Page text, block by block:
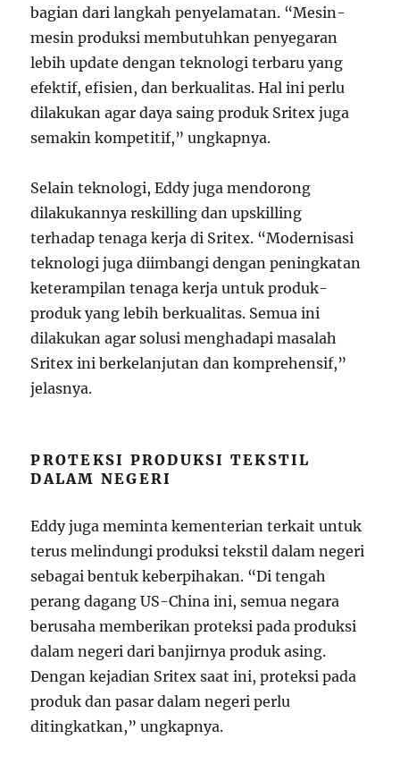
bagian dari langkah penyelamatan. “Mesin-
mesin produksi membutuhkan penyegaran
lebih update dengan teknologi terbaru yang
efektif, efisien, dan berkualitas. Hal ini perlu
dilakukan agar daya saing produk Sritex juga
semakin kompetitif,” ungkapnya.
Selain teknologi, Eddy juga mendorong
dilakukannya reskilling dan upskilling
terhadap tenaga kerja di Sritex. “Modernisasi
teknologi juga diimbangi dengan peningkatan
keterampilan tenaga kerja untuk produk-
produk yang lebih berkualitas. Semua ini
dilakukan agar solusi menghadapi masalah
Sritex ini berkelanjutan dan komprehensif,”
jelasnya.
PROTEKSI PRODUKSI TEKSTIL
DALAM NEGERI
Eddy juga meminta kementerian terkait untuk
terus melindungi produksi tekstil dalam negeri
sebagai bentuk keberpihakan. “Di tengah
perang dagang US-China ini, semua negara
berusaha memberikan proteksi pada produksi
dalam negeri dari banjirnya produk asing.
Dengan kejadian Sritex saat ini, proteksi pada
produk dan pasar dalam negeri perlu
ditingkatkan,” ungkapnya.